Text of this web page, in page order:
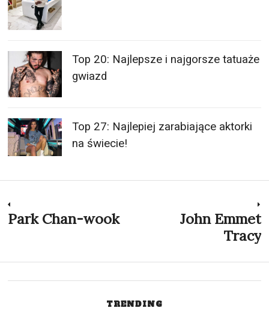
Top 20: Najlepsze i najgorsze tatuaże
gwiazd
Top 27: Najlepiej zarabiające aktorki
na świecie!
Nawigacja
Previous
Park Chan-wook
John Emmet
Tracy
TRENDING